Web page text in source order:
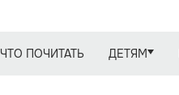
ЧТО ПОЧИТАТЬ ДЕТЯМ